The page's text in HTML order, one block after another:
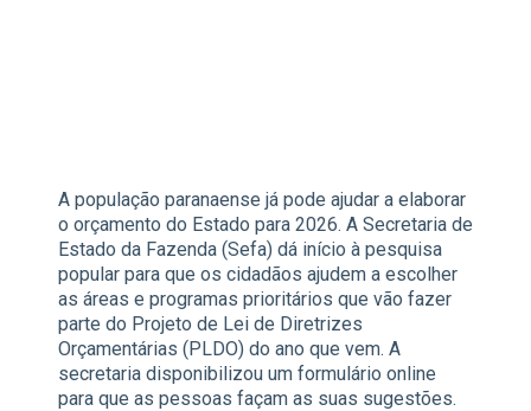
A população paranaense já pode ajudar a elaborar
o orçamento do Estado para 2026. A Secretaria de
Estado da Fazenda (Sefa) dá início à pesquisa
popular para que os cidadãos ajudem a escolher
as áreas e programas prioritários que vão fazer
parte do Projeto de Lei de Diretrizes
Orçamentárias (PLDO) do ano que vem. A
secretaria disponibilizou um formulário online
para que as pessoas façam as suas sugestões.